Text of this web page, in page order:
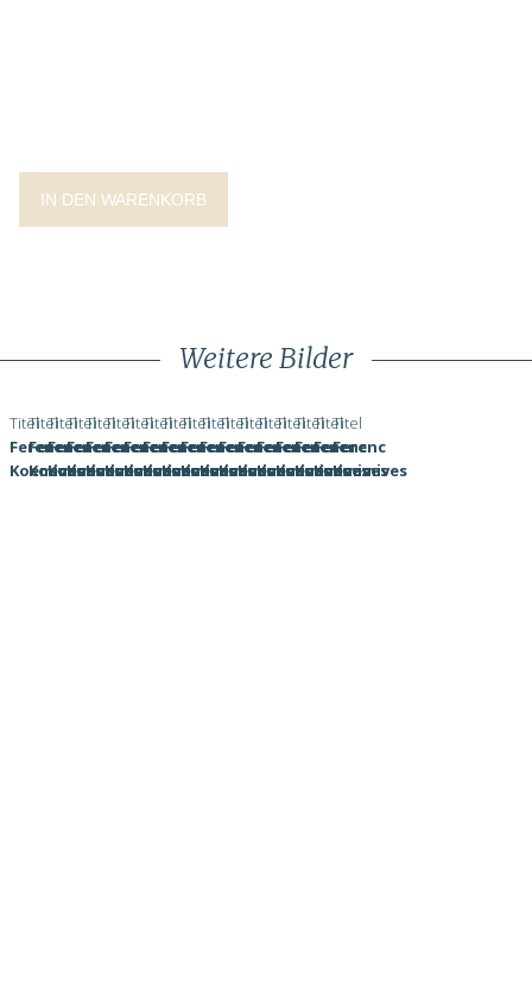
IN DEN WARENKORB
Weitere Bilder
Titel
Ferenc
Koemives
Titel
Ferenc
Koemives
Titel
Ferenc
Koemives
Titel
Ferenc
Koemives
Titel
Ferenc
Koemives
Titel
Ferenc
Koemives
Titel
Ferenc
Koemives
Titel
Ferenc
Koemives
Titel
Ferenc
Koemives
Titel
Ferenc
Koemives
Titel
Ferenc
Koemives
Titel
Ferenc
Koemives
Titel
Ferenc
Koemives
Titel
Ferenc
Koemives
Titel
Ferenc
Koemives
Titel
Ferenc
Koemives
Titel
Ferenc
Koemives
Titel
Ferenc
Koemives